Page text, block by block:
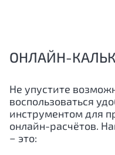
ОНЛАЙН-
Не упустите
воспользоваться
инструментом для
онлайн-расчётов.
− это: